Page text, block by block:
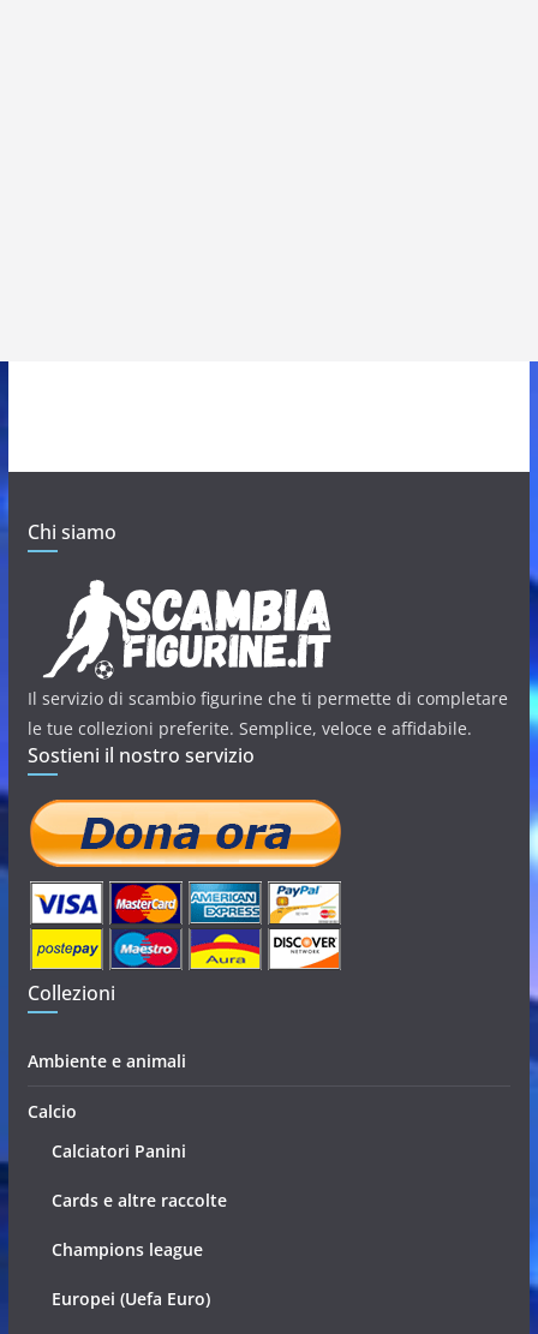
Chi siamo
Il servizio di scambio figurine che ti permette di completare
le tue collezioni preferite. Semplice, veloce e affidabile.
Sostieni il nostro servizio
Collezioni
Ambiente e animali
Calcio
Calciatori Panini
Cards e altre raccolte
Champions league
Europei (Uefa Euro)